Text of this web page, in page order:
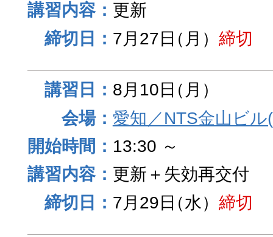
更新
7月27日（月） 締切
8月10日（月）
愛知／NTS金山ビ
13:30 ～
更新＋失効再交付
7月29日（水） 締切